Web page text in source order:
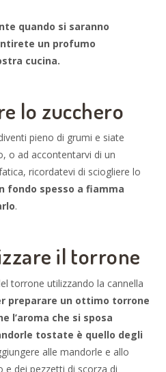
quando si saranno
un profumo
cucina.
lo zucchero
pieno di grumi e siate
o ad accontentarvi di un
ricordatevi di sciogliere lo
fondo spesso a fiamma
.
il torrone
torrone utilizzando la cannella
preparare un ottimo torrone
l’aroma che si sposa
tostate è quello degli
alle mandorle e allo
e dei pezzetti di scorza di